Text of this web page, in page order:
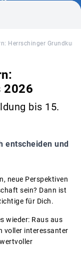
Herrschinger Grundkurs
2026
bis 15.
und
neue Perspektiven
sein? Dann ist
für Dich.
wieder: Raus aus
voller interessanter